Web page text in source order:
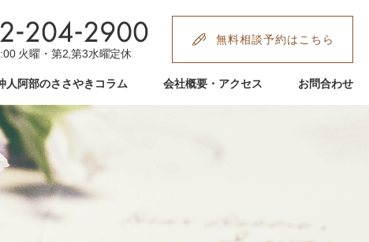
火曜・第2,第3水曜定休
無料相談予約はこちら
人阿部のささやきコラム 会社概要・アクセス お問合わせ